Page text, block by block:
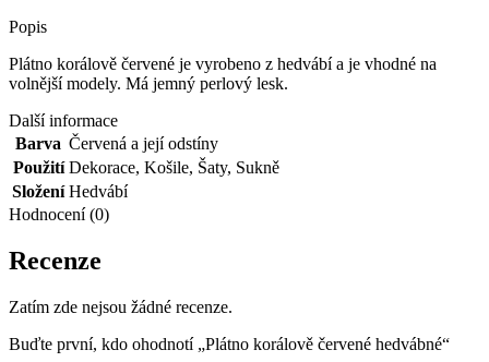
Popis
Plátno korálově červené je vyrobeno z hedvábí a je vhodné na
volnější modely. Má jemný perlový lesk.
Další informace
Barva Červená a její odstíny
Použití Dekorace, Košile, Šaty, Sukně
Složení Hedvábí
Hodnocení (0)
Recenze
Zatím zde nejsou žádné recenze.
Buďte první, kdo ohodnotí „Plátno korálově červené hedvábné“